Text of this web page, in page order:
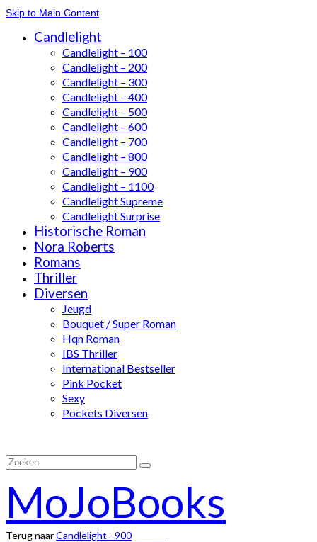
Skip to Main Content
Candlelight
Candlelight – 100
Candlelight – 200
Candlelight – 300
Candlelight – 400
Candlelight – 500
Candlelight – 600
Candlelight – 700
Candlelight – 800
Candlelight – 900
Candlelight – 1100
Candlelight Supreme
Candlelight Surprise
Historische Roman
Nora Roberts
Romans
Thriller
Diversen
Jeugd
Bouquet / Super Roman
Hqn Roman
IBS Thriller
International Bestseller
Pink Pocket
Sexy
Pockets Diversen
Zoeken
MoJoBooks
Terug naarCandlelight - 900